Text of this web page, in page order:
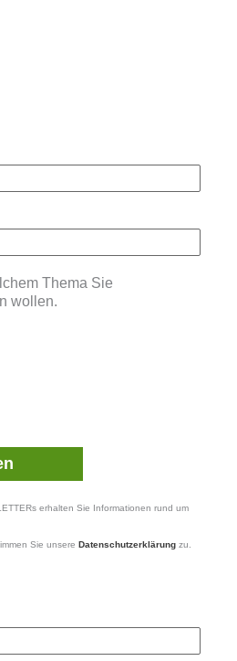
Thema Sie
wollen.
erhalten Sie Informationen rund um
Sie unsere Datenschutzerklärung zu.